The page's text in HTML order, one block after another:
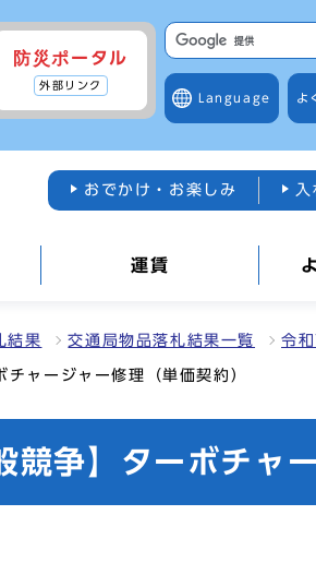
防災ポータル
外部リンク
Language よ
おでかけ・お楽しみ 入
運賃
結果 交通局物品落札結果一覧 令
ャージャー修理（単価契約）
競争】ターボチャ